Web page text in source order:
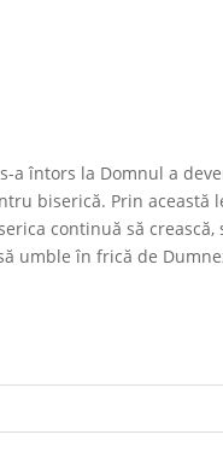
a întors la Domnul a
biserică. Prin această
continuă să crească,
umble în frică de